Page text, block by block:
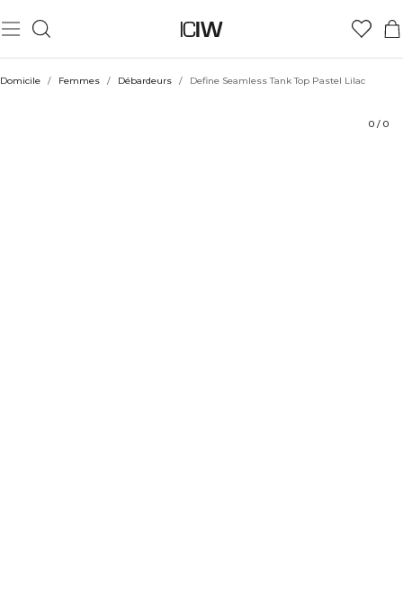
Domicile / Femmes / Débardeurs / Define Seamless Tank Top Pastel Lilac
0 / 0